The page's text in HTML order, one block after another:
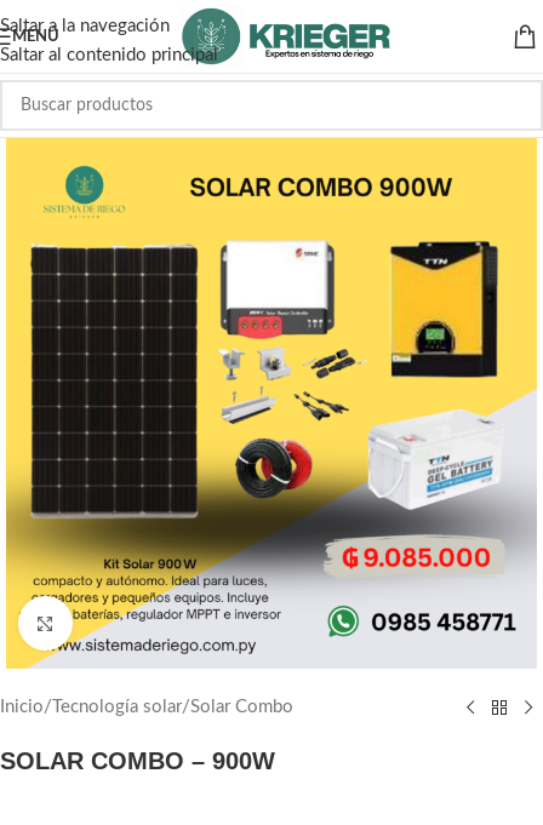
Saltar a la navegación
Saltar al contenido principal
MENÚ
Haga clic para ampliar
Inicio/ Tecnología solar/Solar Combo
SOLAR COMBO – 900W